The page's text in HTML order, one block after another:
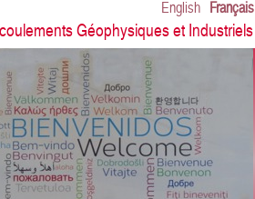
English Français
Géophysiques et Industriels